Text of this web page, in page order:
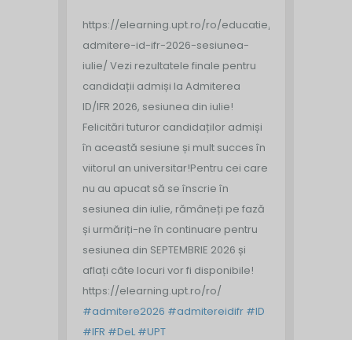
https://elearning.upt.ro/ro/educatie/rezultate-
admitere-id-ifr-2026-sesiunea-
iulie/Vezi rezultatele finale pentru
candidații admiși la Admiterea
ID/IFR 2026, sesiunea din iulie!
Felicitări tuturor candidaților admiși
în această sesiune și mult succes în
viitorul an universitar!Pentru cei care
nu au apucat să se înscrie în
sesiunea din iulie, rămâneți pe fază
și urmăriți-ne în continuare pentru
sesiunea din SEPTEMBRIE 2026 și
aflați câte locuri vor fi disponibile!
https://elearning.upt.ro/ro/
#admitere2026 #admitereidifr #ID
#IFR #DeL #UPT